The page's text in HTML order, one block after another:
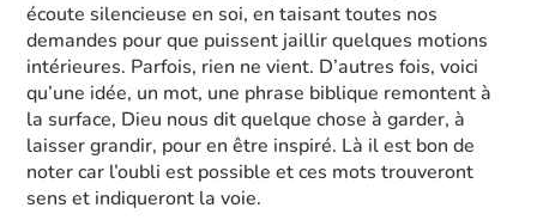
écoute silencieuse en soi, en taisant toutes nos
demandes pour que puissent jaillir quelques motions
intérieures. Parfois, rien ne vient. D’autres fois, voici
qu’une idée, un mot, une phrase biblique remontent à
la surface, Dieu nous dit quelque chose à garder, à
laisser grandir, pour en être inspiré. Là il est bon de
noter car l’oubli est possible et ces mots trouveront
sens et indiqueront la voie.